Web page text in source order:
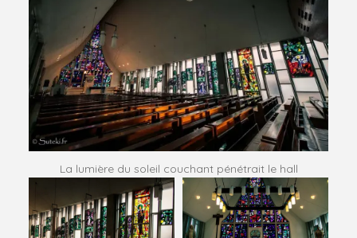
La lumière du soleil couchant pénétrait le hall